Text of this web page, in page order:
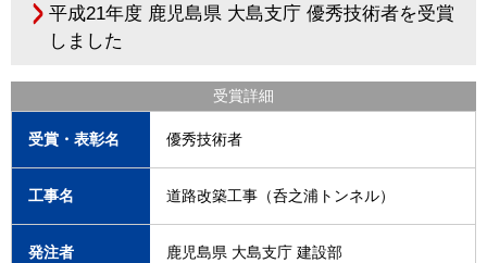
平成21年度 鹿児島県 大島支庁 優秀技術者を受賞
しました
受賞詳細
受賞・表彰名 優秀技術者
工事名 道路改築工事（呑之浦トンネル）
発注者 鹿児島県 大島支庁 建設部